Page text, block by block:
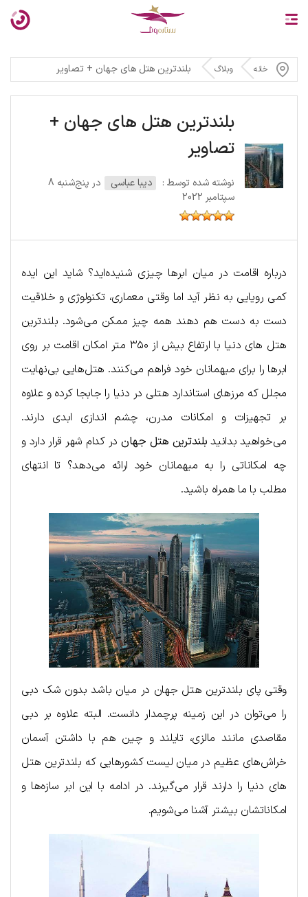
خانه وبلاگ بلندترین هتل های جهان + تصاویر
بلندترین هتل های جهان +
تصاویر
نوشته شده توسط : دیبا عباسی
در پنج‌شنبه 8
سپتامبر 2022
درباره اقامت در میان ابرها چیزی شنیده‌‎اید؟ شاید این ایده
کمی رویایی به نظر آید اما وقتی معماری، تکنولوژی و خلاقیت
دست به دست هم دهند همه چیز ممکن می‌‌شود. بلندترین
هتل های دنیا با ارتفاع بیش از ۳۵۰ متر امکان اقامت بر روی
ابرها را برای میهمانان خود فراهم می‌کنند. هتل‌هایی بی‌نهایت
مجلل که مرزهای استاندارد هتلی در دنیا را جابجا کرده و علاوه
بر تجهیزات و امکانات مدرن، چشم اندازی ابدی دارند.
می‌خواهید بدانید بلندترین هتل جهاندر کدام شهر قرار دارد و
چه امکاناتی را به میهمانان خود ارائه می‌دهد؟ تا انتهای
مطلب با ما همراه باشید.
وقتی پای بلندترین هتل جهان در میان باشد بدون شک دبی
را می‌توان در این زمینه پرچمدار دانست. البته علاوه بر دبی
مقاصدی مانند مالزی، تایلند و چین هم با داشتن آسمان
خراش‌های عظیم در میان لیست کشورهایی که بلندترین هتل‌
های دنیا را دارند قرار می‌گیرند. در ادامه با این ابر سازه‌ها و
امکاناتشان بیشتر آشنا می‌شویم.